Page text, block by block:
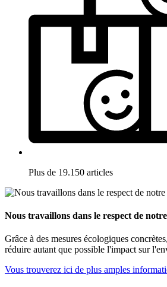
Plus de 19.150 articles
Nous travaillons dans le respect de
Grâce à des mesures écologiques
réduire autant que possible l'impact sur
Vous trouverez ici de plus amples